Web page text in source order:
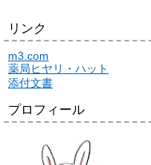
リンク
m3.com
薬局ヒヤリ・ハット
添付文書
プロフィール